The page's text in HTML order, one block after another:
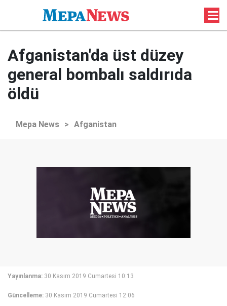
Afganistan'da üst düzey
general bombalı saldırıda
öldü
Mepa News > Afganistan
Yayınlanma: 30 Kasım 2019 Cumartesi 10:13
Güncelleme: 30 Kasım 2019 Cumartesi 12:06